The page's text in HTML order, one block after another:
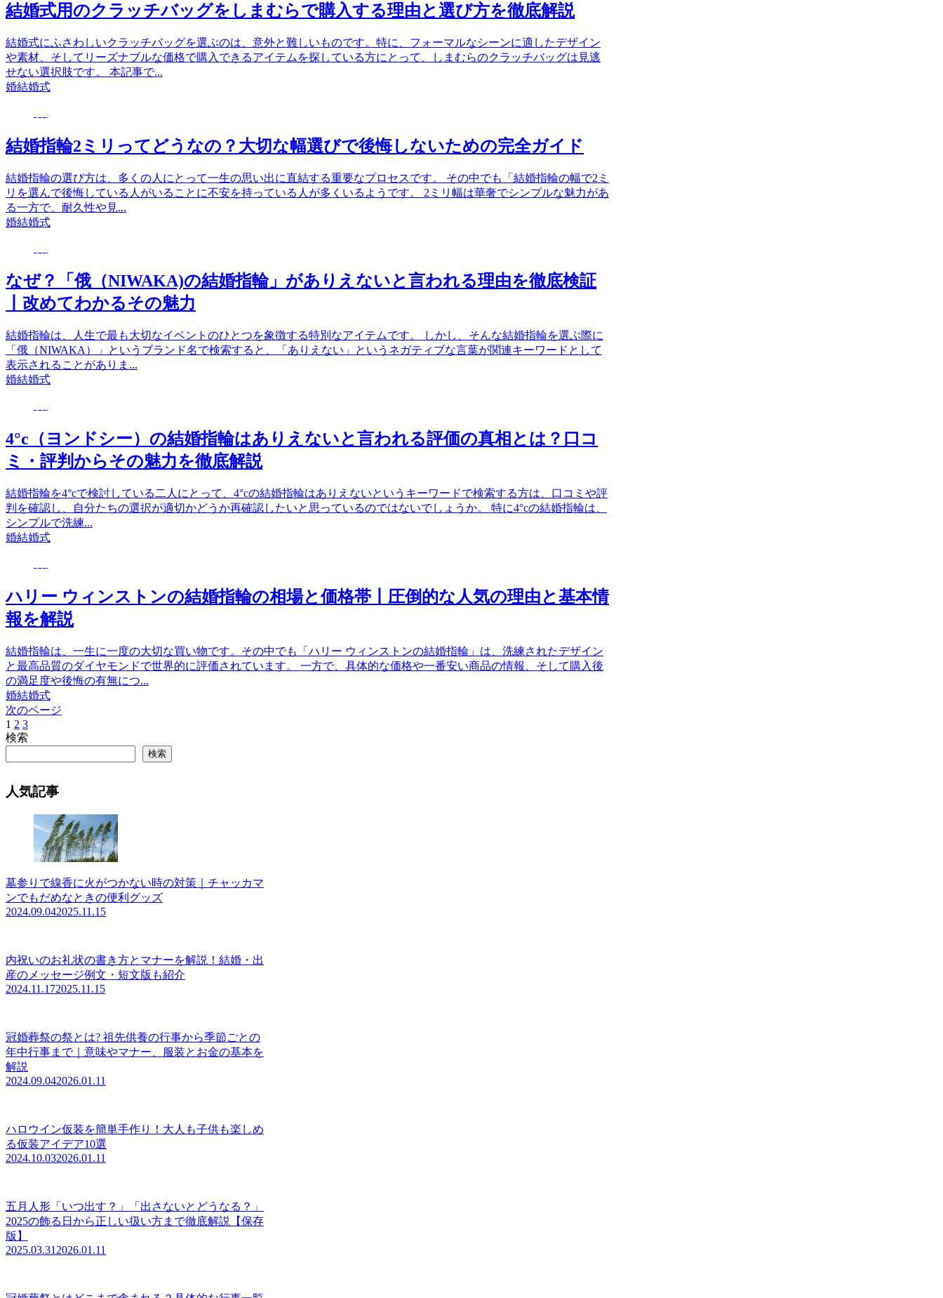
結婚式用のクラッチバッグをしまむらで購入する理由と選び方を徹底解説
結婚式にふさわしいクラッチバッグを選ぶのは、意外と難しいものです。特に、フォーマルなシーンに適したデザイン
や素材、そしてリーズナブルな価格で購入できるアイテムを探している方にとって、しまむらのクラッチバッグは見逃
せない選択肢です。 本記事で...
婚結婚式
結婚指輪2ミリってどうなの？大切な幅選びで後悔しないための完全ガイド
結婚指輪の選び方は、多くの人にとって一生の思い出に直結する重要なプロセスです。 その中でも「結婚指輪の幅で2ミ
リを選んで後悔している人がいることに不安を持っている人が多くいるようです。 2ミリ幅は華奢でシンプルな魅力があ
る一方で、耐久性や見...
婚結婚式
なぜ？「俄（NIWAKA)の結婚指輪」がありえないと言われる理由を徹底検証
丨改めてわかるその魅力
結婚指輪は、人生で最も大切なイベントのひとつを象徴する特別なアイテムです。 しかし、そんな結婚指輪を選ぶ際に
「俄（NIWAKA）」というブランド名で検索すると、「ありえない」というネガティブな言葉が関連キーワードとして
表示されることがありま...
婚結婚式
4°c（ヨンドシー）の結婚指輪はありえないと言われる評価の真相とは？口コ
ミ・評判からその魅力を徹底解説
結婚指輪を4°cで検討している二人にとって、4°cの結婚指輪はありえないというキーワードで検索する方は、口コミや評
判を確認し、自分たちの選択が適切かどうか再確認したいと思っているのではないでしょうか。 特に4°cの結婚指輪は、
シンプルで洗練...
婚結婚式
ハリー ウィンストンの結婚指輪の相場と価格帯丨圧倒的な人気の理由と基本情
報を解説
結婚指輪は、一生に一度の大切な買い物です。その中でも「ハリー ウィンストンの結婚指輪」は、洗練されたデザイン
と最高品質のダイヤモンドで世界的に評価されています。 一方で、具体的な価格や一番安い商品の情報、そして購入後
の満足度や後悔の有無につ...
婚結婚式
次のページ
1 2 3次
検索
検索
人気記事
墓参りで線香に火がつかない時の対策｜チャッカマ
ンでもだめなときの便利グッズ
2024.09.042025.11.15
内祝いのお礼状の書き方とマナーを解説！結婚・出
産のメッセージ例文・短文版も紹介
2024.11.172025.11.15
冠婚葬祭の祭とは? 祖先供養の行事から季節ごとの
年中行事まで｜意味やマナー、服装とお金の基本を
解説
2024.09.042026.01.11
ハロウイン仮装を簡単手作り！大人も子供も楽しめ
る仮装アイデア10選
2024.10.032026.01.11
五月人形「いつ出す？」「出さないとどうなる？」
2025の飾る日から正しい扱い方まで徹底解説【保存
版】
2025.03.31 2026.01.11